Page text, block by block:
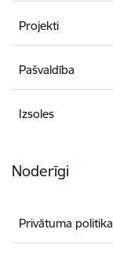
Projekti
Pašvaldība
Izsoles
Noderīgi
Privātuma politika